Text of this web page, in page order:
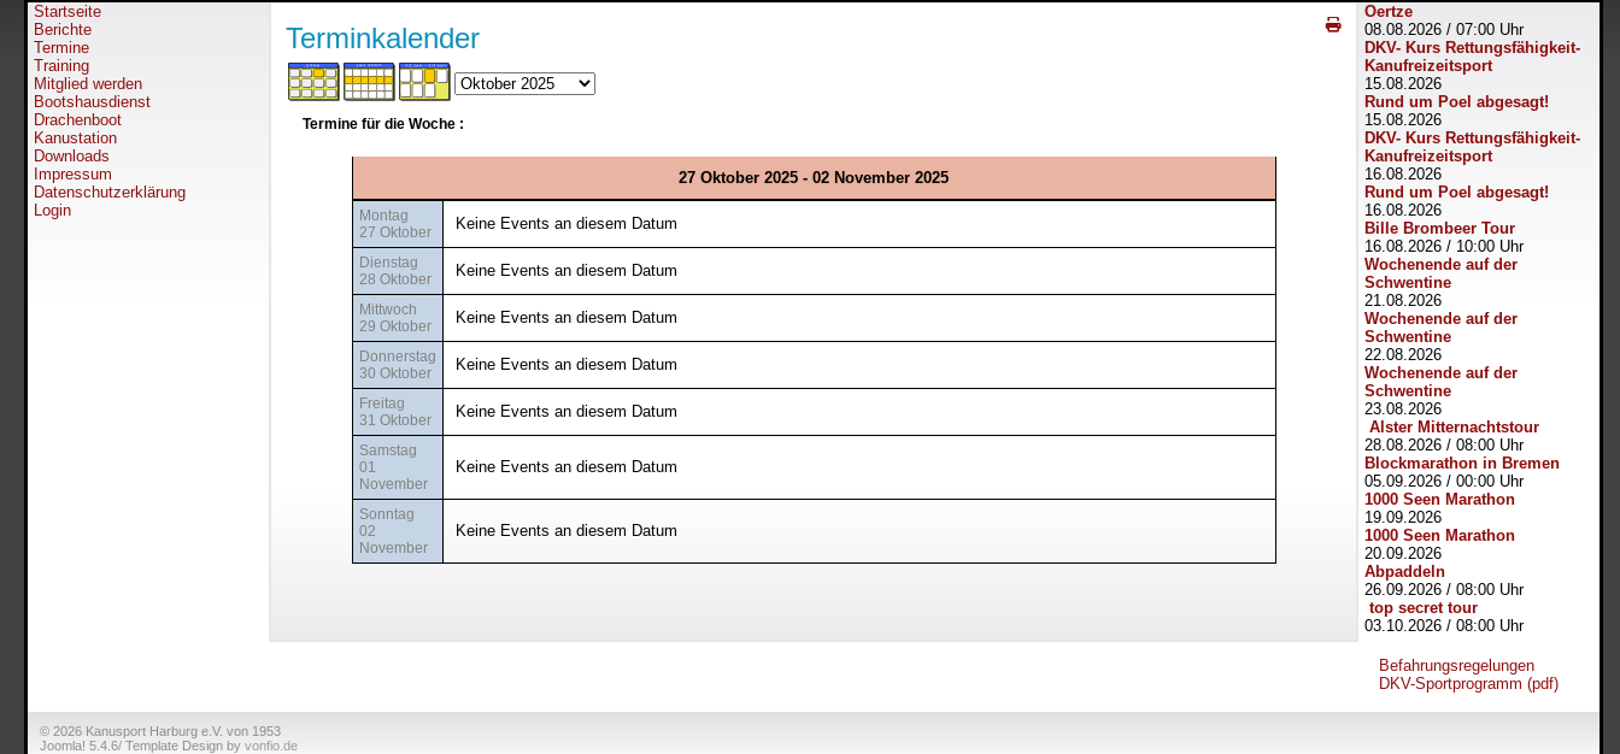
Startseite
Berichte
Termine
Training
Mitglied werden
Bootshausdienst
Drachenboot
Kanustation
Downloads
Impressum
Datenschutzerklärung
Login
Oertze
08.08.2026 / 07:00 Uhr
DKV- Kurs Rettungsfähigkeit-
Kanufreizeitsport
15.08.2026
Rund um Poel abgesagt!
15.08.2026
DKV- Kurs Rettungsfähigkeit-
Kanufreizeitsport
16.08.2026
Rund um Poel abgesagt!
16.08.2026
Bille Brombeer Tour
16.08.2026 / 10:00 Uhr
Wochenende auf der
Schwentine
21.08.2026
Wochenende auf der
Schwentine
22.08.2026
Wochenende auf der
Schwentine
23.08.2026
Alster Mitternachtstour
28.08.2026 / 08:00 Uhr
Blockmarathon in Bremen
05.09.2026 / 00:00 Uhr
1000 Seen Marathon
19.09.2026
1000 Seen Marathon
20.09.2026
Abpaddeln
26.09.2026 / 08:00 Uhr
top secret tour
03.10.2026 / 08:00 Uhr
Befahrungsregelungen
DKV-Sportprogramm (pdf)
Terminkalender
Termine für die Woche :
27 Oktober 2025 - 02 November 2025
Montag
27 Oktober
Keine Events an diesem Datum
Dienstag
28 Oktober
Keine Events an diesem Datum
Mittwoch
29 Oktober
Keine Events an diesem Datum
Donnerstag
30 Oktober
Keine Events an diesem Datum
Freitag
31 Oktober
Keine Events an diesem Datum
Samstag
01
November
Keine Events an diesem Datum
Sonntag
02
November
Keine Events an diesem Datum
© 2026 Kanusport Harburg e.V. von 1953
Joomla! 5.4.6/ Template Design by vonfio.de